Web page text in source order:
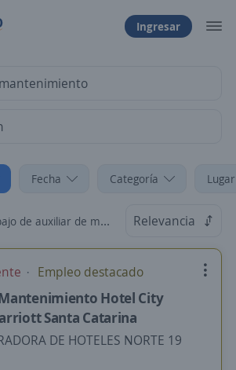
Ingresar
Fecha Categoría
de mantenimiento en Nuevo León Relevancia
Empleo destacado
Hotel City
Santa Catarina
DE HOTELES NORTE 19